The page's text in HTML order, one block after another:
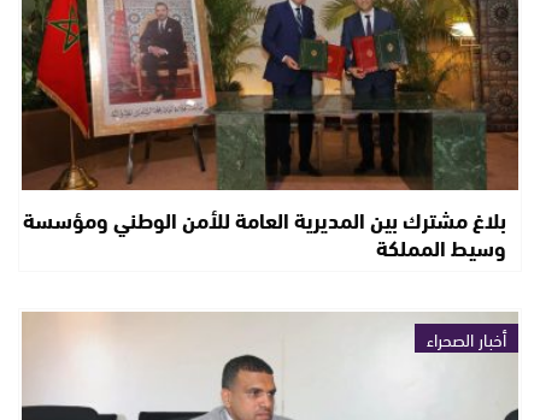
بلاغ مشترك بين المديرية العامة للأمن الوطني ومؤسسة
وسيط المملكة
أخبار الصحراء